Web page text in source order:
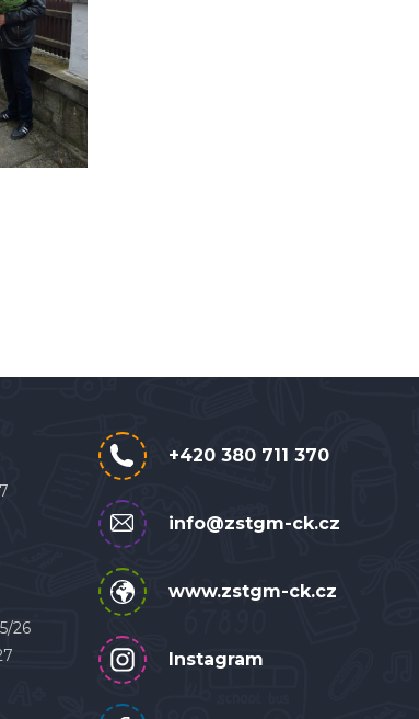
26
+420 380 711 370
info@zstgm-ck.cz
www.zstgm-ck.cz
Instagram